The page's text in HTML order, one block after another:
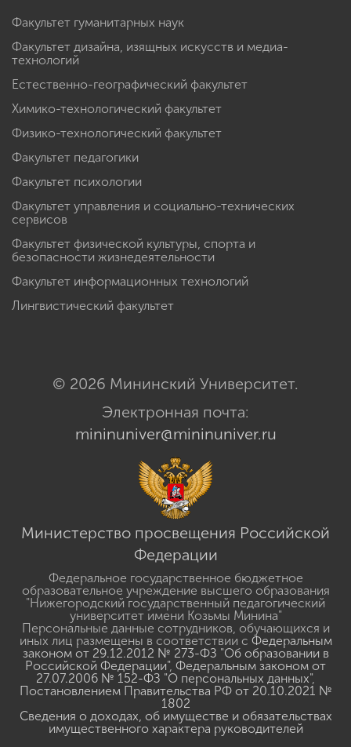
Факультет гуманитарных наук
Факультет дизайна, изящных искусств и медиа-
технологий
Естественно-географический факультет
Химико-технологический факультет
Физико-технологический факультет
Факультет педагогики
Факультет психологии
Факультет управления и социально-технических
сервисов
Факультет физической культуры, спорта и
безопасности жизнедеятельности
Факультет информационных технологий
Лингвистический факультет
© 2026 Мининский Университет.
Электронная почта:
mininuniver@mininuniver.ru
Министерство просвещения Российской
Федерации
Федеральное государственное бюджетное
образовательное учреждение высшего образования
"Нижегородский государственный педагогический
университет имени Козьмы Минина"
Персональные данные сотрудников, обучающихся и
иных лиц размещены в соответствии с Федеральным
законом от 29.12.2012 № 273-ФЗ "Об образовании в
Российской Федерации", Федеральным законом от
27.07.2006 № 152-ФЗ "О персональных данных",
Постановлением Правительства РФ от 20.10.2021 №
1802
Сведения о доходах, об имуществе и обязательствах
имущественного характера руководителей